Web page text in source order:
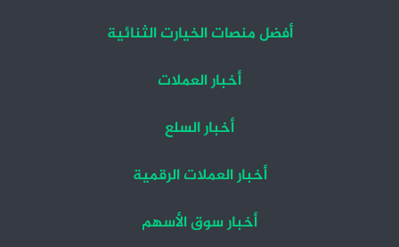
أفضل منصات الخيارت الثنائية
أخبار العملات
أخبار السلع
أخبار العملات الرقمية
أخبار سوق الأسهم